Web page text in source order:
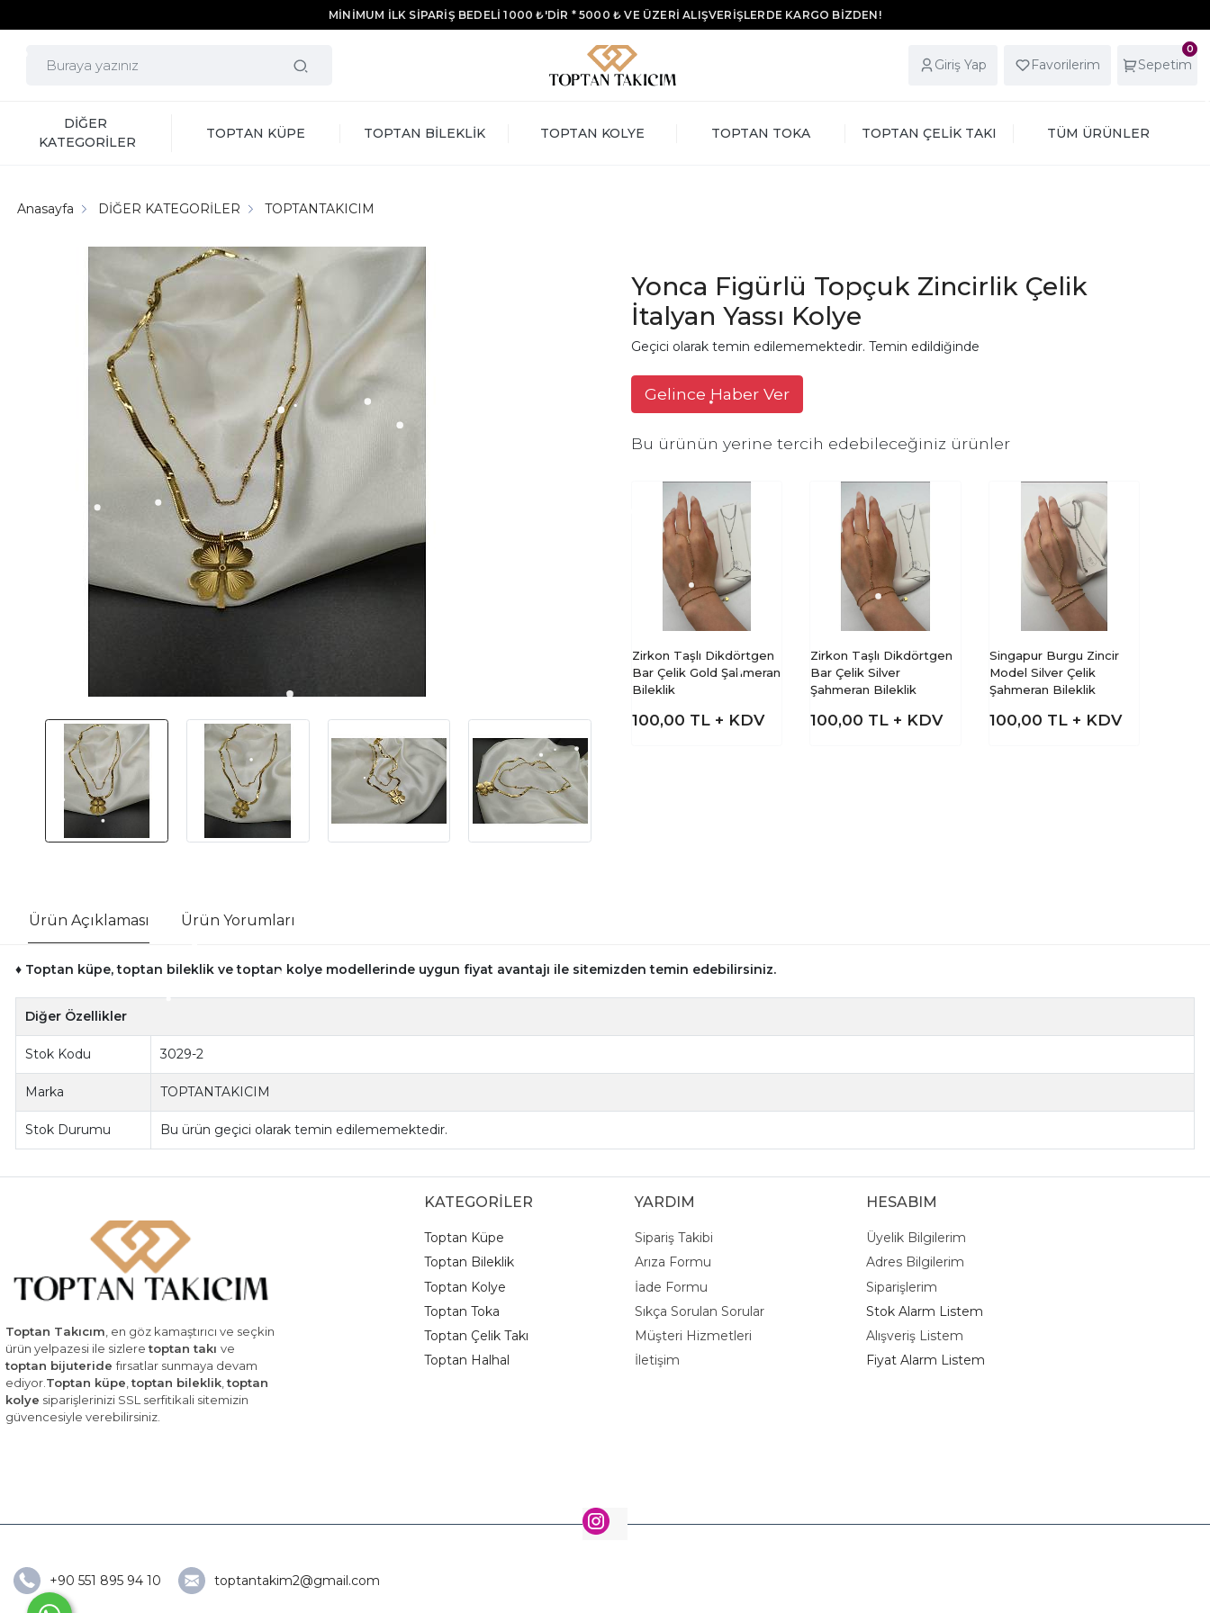
MİNİMUM İLK SİPARİŞ BEDELİ 1000 ₺'DİR * 5000 ₺ VE ÜZERİ ALIŞVERİŞLERDE KARGO BİZDEN!
Giriş Yap Favorilerim
0
Sepetim
DİĞER
KATEGORİLER
TOPTAN KÜPE TOPTAN BİLEKLİK TOPTAN KOLYE TOPTAN TOKA TOPTAN ÇELİK TAKI TÜM ÜRÜNLER
Anasayfa DİĞER KATEGORİLER TOPTANTAKICIM
Yonca Figürlü Topçuk Zincirlik Çelik
İtalyan Yassı Kolye
Geçici olarak temin edilememektedir. Temin edildiğinde
Gelince Haber Ver
Bu ürünün yerine tercih edebileceğiniz ürünler
Zirkon Taşlı Dikdörtgen
Bar Çelik Gold Şahmeran
Bileklik
100,00 TL + KDV
Zirkon Taşlı Dikdörtgen
Bar Çelik Silver
Şahmeran Bileklik
100,00 TL + KDV
Singapur Burgu Zincir
Model Silver Çelik
Şahmeran Bileklik
100,00 TL + KDV
Ürün Açıklaması Ürün Yorumları
♦ Toptan küpe, toptan bileklik ve toptan kolye modellerinde uygun fiyat avantajı ile sitemizden temin edebilirsiniz.
Diğer Özellikler
Stok Kodu 3029-2
Marka TOPTANTAKICIM
Stok Durumu Bu ürün geçici olarak temin edilememektedir.
Toptan Takıcım, en göz kamaştırıcı ve seçkin
ürün yelpazesi ile sizleretoptan takı ve
toptan bijuteridefırsatlar sunmaya devam
ediyor.Toptan küpe,toptan bileklik,toptan
kolye siparişlerinizi SSL serfitikali sitemizin
güvencesiyle verebilirsiniz.
KATEGORİLER
Toptan Küpe
Toptan Bileklik
Toptan Kolye
Toptan Toka
Toptan Çelik Takı
Toptan Halhal
YARDIM
Sipariş Takibi
Arıza Formu
İade Formu
Sıkça Sorulan Sorular
Müşteri Hizmetleri
İletişim
HESABIM
Üyelik Bilgilerim
Adres Bilgilerim
Siparişlerim
Stok Alarm Listem
Alışveriş Listem
Fiyat Alarm Listem
+90 551 895 94 10 toptantakim2@gmail.com